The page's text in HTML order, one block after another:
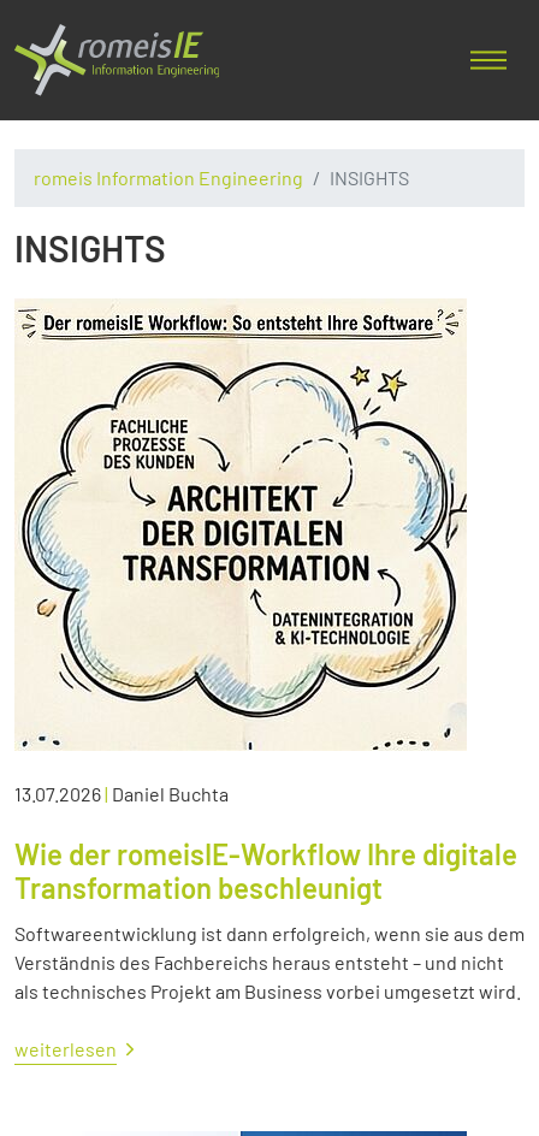
romeis Information Engineering INSIGHTS
INSIGHTS
13.07.2026| Daniel Buchta
Wie der romeisIE-Workflow Ihre digitale
Transformation beschleunigt
Softwareentwicklung ist dann erfolgreich, wenn sie aus dem
Verständnis des Fachbereichs heraus entsteht – und nicht
als technisches Projekt am Business vorbei umgesetzt wird.
weiterlesen